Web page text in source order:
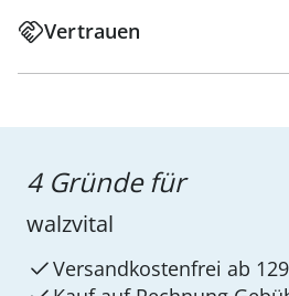
Vertrauen
4 Gründe für
walzvital
Versandkostenfrei ab